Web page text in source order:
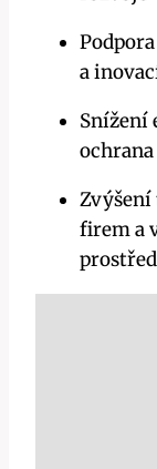
a
Snížení
Zvýšení
firem a